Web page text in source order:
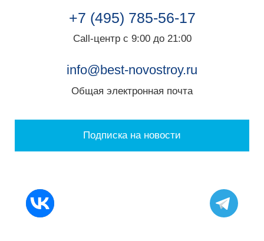
+7 (495) 785-56-17
Call-центр с 9:00 до 21:00
info@best-novostroy.ru
Общая электронная почта
Подписка на новости